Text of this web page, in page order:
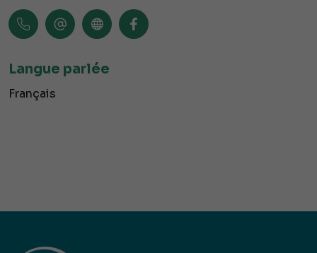
Langue parlée
Français